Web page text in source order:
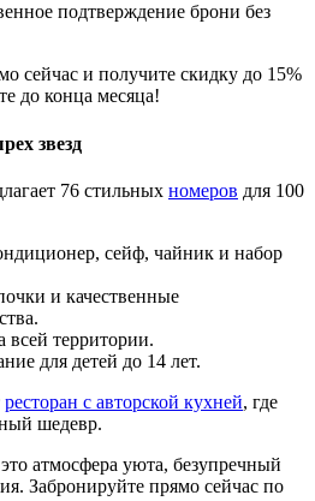
подтверждение брони без
сейчас и получите скидку до 15%
до конца месяца!
звезд
76 стильных номеров для 100
сейф, чайник и набор
и качественные
территории.
для детей до 14 лет.
ресторан с авторской кухней, где
шедевр.
атмосфера уюта, безупречный
Забронируйте прямо сейчас по